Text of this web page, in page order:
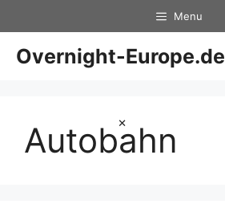
×
Inhalt
springen
Menu
Overnight-Europe.de
Autobahn